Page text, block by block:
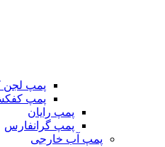
پمپ لجن
پمپ
پمپ رایان
پمپ گرانفارس
پمپ آب خارجی